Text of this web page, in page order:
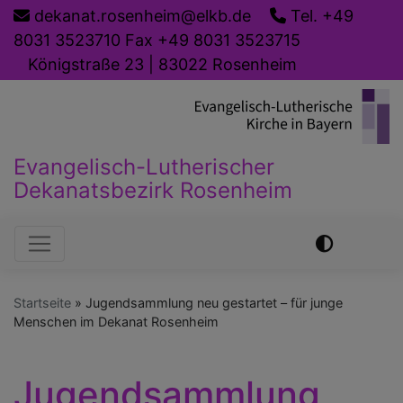
Direkt
zum
Inhalt
dekanat.rosenheim@elkb.de
Tel. +49
8031 3523710 Fax +49 8031 3523715
Königstraße 23 | 83022 Rosenheim
Evangelisch-Lutherischer
Dekanatsbezirk Rosenheim
Hauptnavigation
Startseite
Jugendsammlung neu gestartet – für junge
Menschen im Dekanat Rosenheim